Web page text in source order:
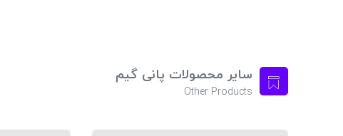
سایر محصولات پانی گیم
Other Products